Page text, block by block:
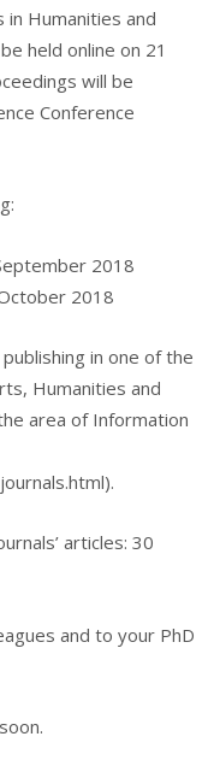
in Humanities and
held online on 21
will be
Conference
2018
2018
in one of the
Humanities and
area of Information
articles: 30
and to your PhD